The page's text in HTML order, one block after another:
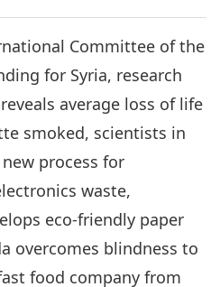
వార్తలు
2025-02-05 1845
వార్తలు
Committee of the
for Syria, research
average loss of life
smoked, scientists in
process for
waste,
eco-friendly paper
overcomes blindness to
food company from